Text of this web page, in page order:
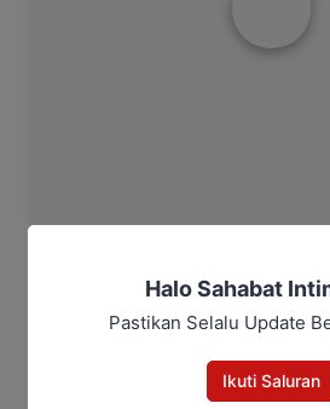
Halo Sahabat
Pastikan Selalu Update
Ikuti Saluran